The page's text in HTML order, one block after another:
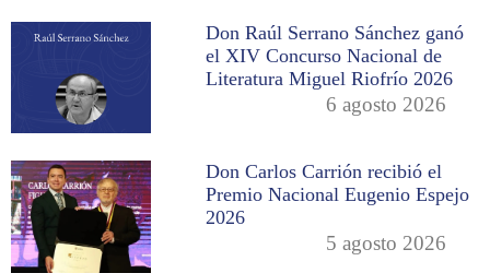
Don Raúl Serrano Sánchez ganó
el XIV Concurso Nacional de
Literatura Miguel Riofrío 2026
6 agosto 2026
Don Carlos Carrión recibió el
Premio Nacional Eugenio Espejo
2026
5 agosto 2026